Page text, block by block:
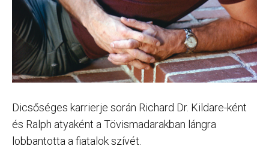
Dicsőséges karrierje során Richard Dr. Kildare-ként
és Ralph atyaként a Tövismadarakban lángra
lobbantotta a fiatalok szívét.